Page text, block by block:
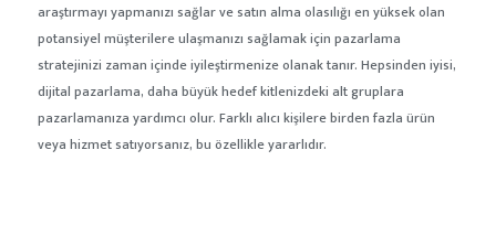
araştırmayı yapmanızı sağlar ve satın alma olasılığı en yüksek olan
potansiyel müşterilere ulaşmanızı sağlamak için pazarlama
stratejinizi zaman içinde iyileştirmenize olanak tanır. Hepsinden iyisi,
dijital pazarlama, daha büyük hedef kitlenizdeki alt gruplara
pazarlamanıza yardımcı olur. Farklı alıcı kişilere birden fazla ürün
veya hizmet satıyorsanız, bu özellikle yararlıdır.